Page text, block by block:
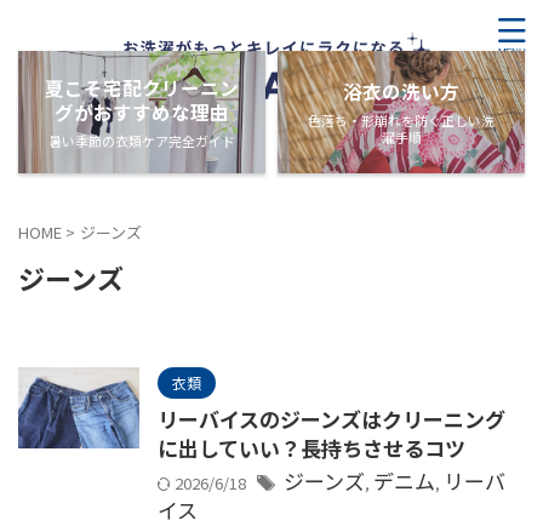
夏こそ宅配クリーニン
グがおすすめな理由
暑い季節の衣類ケア完全ガイド
浴衣の洗い方
色落ち・形崩れを防ぐ正しい洗
濯手順
HOME > ジーンズ
ジーンズ
衣類
リーバイスのジーンズはクリーニング
に出していい？長持ちさせるコツ
2026/6/18 ジーンズ, デニム, リーバ
イス